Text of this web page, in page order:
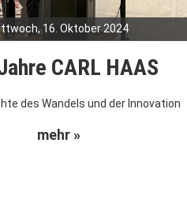
16. Oktober 2024
CARL HAAS
des Wandels und der Innovation
mehr »